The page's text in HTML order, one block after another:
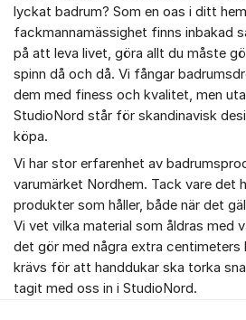
lyckat badrum? Som en oas i ditt
fackmannamässighet finns inbakad
på att leva livet, göra allt du måste
spinn då och då. Vi fångar
dem med finess och kvalitet, men
StudioNord står för skandinavisk
köpa.
Vi har stor erfarenhet av
varumärket Nordhem. Tack vare det
produkter som håller, både när det
Vi vet vilka material som åldras med
det gör med några extra centimeters
krävs för att handdukar ska torka
tagit med oss in i StudioNord.